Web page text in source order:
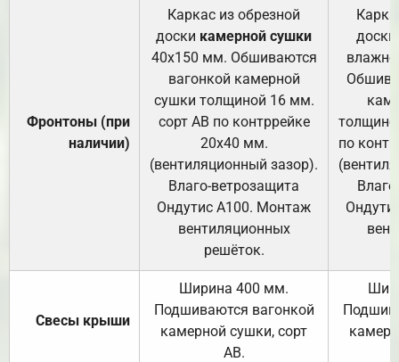
Фронтоны (при
наличии)
Каркас из обрезной
доски камерной сушки
40х150 мм. Обшиваются
вагонкой камерной
сушки толщиной 16 мм.
сорт АВ по контррейке
20х40 мм.
(вентиляционный зазор).
Влаго-ветрозащита
Ондутис А100. Монтаж
вентиляционных
решёток.
доски
по
Свесы крыши
Ширина 400 мм.
Подшиваются вагонкой
камерной сушки, сорт
АВ.